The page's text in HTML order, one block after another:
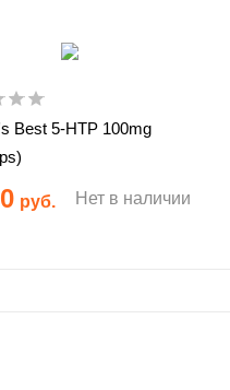
Best 5-HTP 100mg
руб. Нет в наличии